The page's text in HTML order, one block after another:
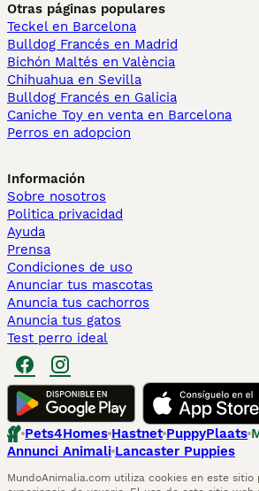
Otras páginas populares
Teckel en Barcelona
Bulldog Francés en Madrid
Bichón Maltés en València
Chihuahua en Sevilla
Bulldog Francés en Galicia
Caniche Toy en venta en Barcelona
Perros en adopcion
Información
Sobre nosotros
Politica privacidad
Ayuda
Prensa
Condiciones de uso
Anunciar tus mascotas
Anuncia tus cachorros
Anuncia tus gatos
Test perro ideal
Pets4Homes Hastnet PuppyPlaats
Annunci Animali Lancaster Puppies
MundoAnimalia.com utiliza cookies en este